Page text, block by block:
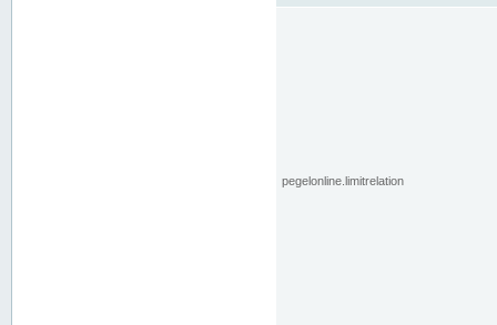
pegelonline.limitrelation